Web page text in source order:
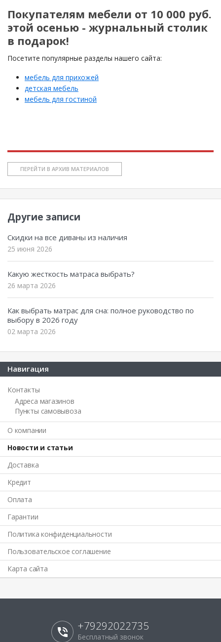
Покупателям мебели от 10 000 руб.
этой осенью - журнальный столик
в подарок!
Посетите популярные разделы нашего сайта:
мебель для прихожей
детская мебель
мебель для гостиной
ПЕРЕЙТИ В АРХИВ МАТЕРИАЛОВ
Другие записи
Скидки на все диваны из наличия
25 июня 2026
Какую жесткость матраса выбрать?
26 марта 2026
Как выбрать матрас для сна: полное руководство по
выбору в 2026 году
02 марта 2026
Навигация
Контакты
Адреса магазинов
Пункты самовывоза
О компании
Новости и статьи
Доставка
Кредит
Оплата
Гарантии
Политика конфиденциальности
Пользовательское соглашение
Карта сайта
+79292022735
Бесплатный звонок